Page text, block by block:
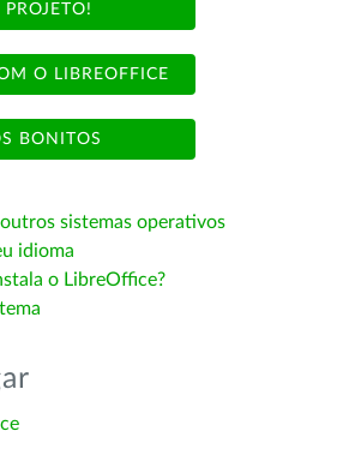
O LIBREOFFICE
BONITOS
sistemas operativos
idioma
o LibreOffice?